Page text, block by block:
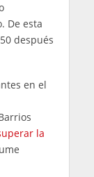
De esta
después
en el
la